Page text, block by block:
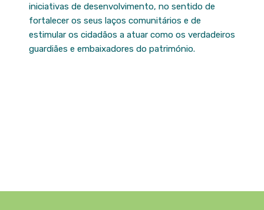
iniciativas de desenvolvimento, no sentido de
fortalecer os seus laços comunitários e de
estimular os cidadãos a atuar como os verdadeiros
guardiães e embaixadores do património.